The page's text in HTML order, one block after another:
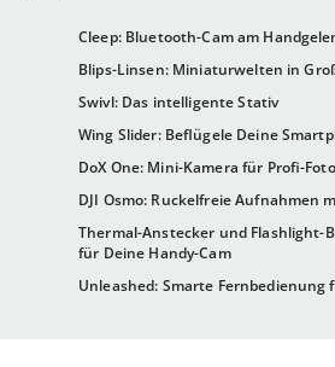
Cleep: Bluetooth-Cam am
Blips-Linsen: Miniaturwelten in
Swivl: Das intelligente Stativ
Wing Slider: Beflügele Deine
DoX One: Mini-Kamera für Profi-
DJI Osmo: Ruckelfreie Aufnahmen
Thermal-Anstecker und Flashlight-
für Deine Handy-Cam
Unleashed: Smarte Fernbedienung